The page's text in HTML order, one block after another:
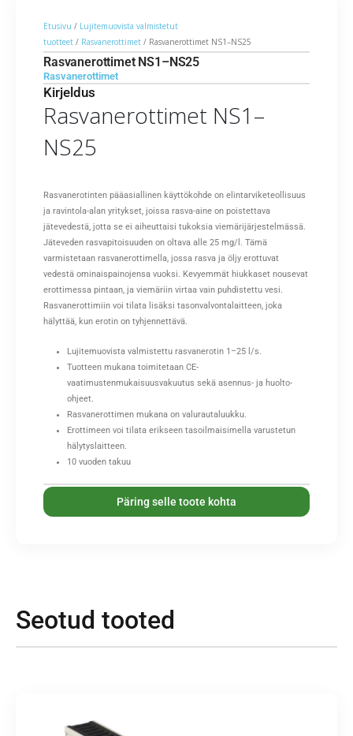
Etusivu / Lujitemuovista valmistetut
tuotteet / Rasvanerottimet / Rasvanerottimet NS1–NS25
Rasvanerottimet NS1–NS25
Rasvanerottimet
Kirjeldus
Rasvanerottimet NS1–
NS25
Rasvanerotinten pääasiallinen käyttökohde on elintarviketeollisuus
ja ravintola-alan yritykset, joissa rasva-aine on poistettava
jätevedestä, jotta se ei aiheuttaisi tukoksia viemärijärjestelmässä.
Jäteveden rasvapitoisuuden on oltava alle 25 mg/l. Tämä
varmistetaan rasvanerottimella, jossa rasva ja öljy erottuvat
vedestä ominaispainojensa vuoksi. Kevyemmät hiukkaset nousevat
erottimessa pintaan, ja viemäriin virtaa vain puhdistettu vesi.
Rasvanerottimiin voi tilata lisäksi tasonvalvontalaitteen, joka
hälyttää, kun erotin on tyhjennettävä.
Lujitemuovista valmistettu rasvanerotin 1–25 l/s.
Tuotteen mukana toimitetaan CE-
vaatimustenmukaisuusvakuutus sekä asennus- ja huolto-
ohjeet.
Rasvanerottimen mukana on valurautaluukku.
Erottimeen voi tilata erikseen tasoilmaisimella varustetun
hälytyslaitteen.
10 vuoden takuu
Päring selle toote kohta
Seotud tooted